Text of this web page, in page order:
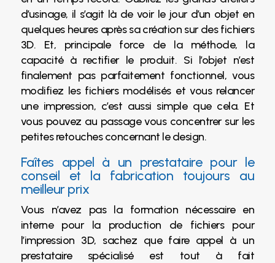
d’usinage, il s’agit là de voir le jour d’un objet en
quelques heures après sa création sur des fichiers
3D. Et, principale force de la méthode, la
capacité à rectifier le produit. Si l’objet n’est
finalement pas parfaitement fonctionnel, vous
modifiez les fichiers modélisés et vous relancer
une impression, c’est aussi simple que cela. Et
vous pouvez au passage vous concentrer sur les
petites retouches concernant le design.
Faîtes appel à un prestataire pour le
conseil et la fabrication toujours au
meilleur prix
Vous n’avez pas la formation nécessaire en
interne pour la production de fichiers pour
l’impression 3D, sachez que faire appel à un
prestataire spécialisé est tout à fait